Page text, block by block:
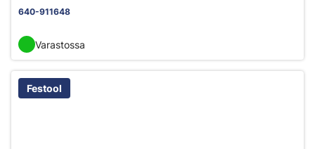
640-911648
Varastossa
Festool